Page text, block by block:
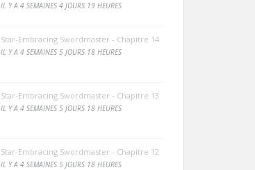
IL Y A 4 SEMAINES 4 JOURS 19 HEURES
Star-Embracing Swordmaster - Chapitre 14
IL Y A 4 SEMAINES 5 JOURS 18 HEURES
Star-Embracing Swordmaster - Chapitre 13
IL Y A 4 SEMAINES 5 JOURS 18 HEURES
Star-Embracing Swordmaster - Chapitre 12
IL Y A 4 SEMAINES 5 JOURS 18 HEURES